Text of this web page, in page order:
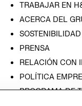
TRABAJAR EN
ACERCA DEL
SOSTENIBILIDAD
PRENSA
RELACIÓN CON
POLÍTICA
PROGRAMA DE